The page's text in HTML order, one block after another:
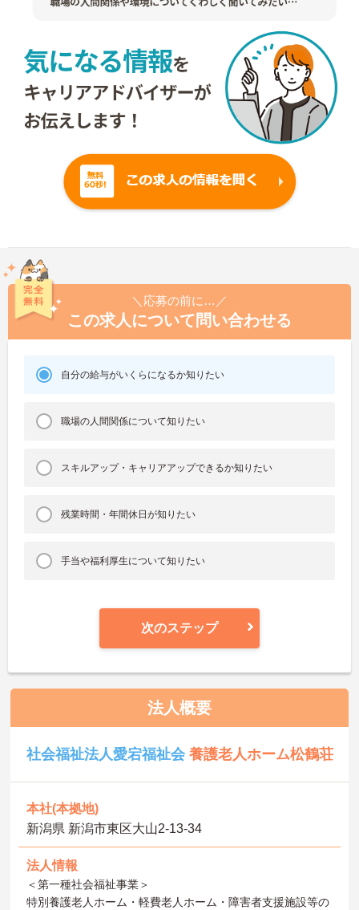
＼応募の前に…／
この求人について問い合わせる
自分の給与がいくらになるか知りたい
職場の人間関係について知りたい
スキルアップ・キャリアアップできるか知りたい
残業時間・年間休日が知りたい
手当や福利厚生について知りたい
次のステップ
法人概要
社会福祉法人愛宕福祉会養護老人ホーム松鶴荘
本社(本拠地)
新潟県 新潟市東区大山2-13-34
法人情報
＜第一種社会福祉事業＞
特別養護老人ホーム・軽費老人ホーム・障害者支援施設等の